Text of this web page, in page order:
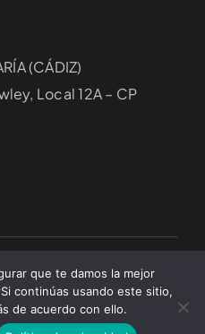
(CÁDIZ)
Local 12A – CP
Estímulo Kreativo • Todos
reservados
que te damos la mejor
continúas usando este sitio,
de acuerdo con ello.